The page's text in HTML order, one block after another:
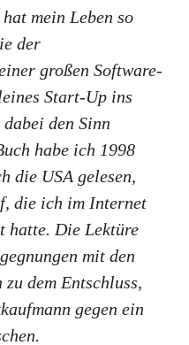
mein Leben so
der
großen Software-
Start-Up ins
den Sinn
habe ich 1998
die USA gelesen,
die ich im Internet
hatte. Die Lektüre
mit den
dem Entschluss,
gegen ein